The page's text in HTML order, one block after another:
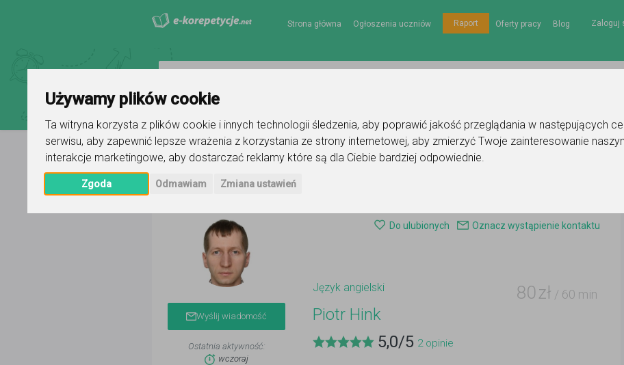
Używamy plików cookie
Ta witryna korzysta z plików cookie i innych technologii śledzenia, aby poprawić jakość przeglądania w następujących
serwisu, aby zapewnić lepsze wrażenia z korzystania ze strony internetowej, aby zmierzyć Twoje zainteresowanie
interakcje marketingowe, aby dostarczać reklamy które są dla Ciebie bardziej odpowiednie.
Zgoda Odmawiam Zmiana ustawień
Zaloguj
Strona główna Ogłoszenia uczniów Raport Oferty pracy Blog
Do ulubionych Oznacz wystąpienie kontaktu
Wyślij wiadomość
Ostatnia aktywność:
wczoraj
Język angielski 80 zł / 60 min
Piotr Hink
5,0/5 2opinie